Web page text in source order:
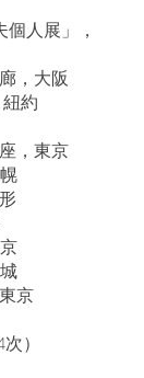
人展」，
，大阪
紐約
，東京
京
）